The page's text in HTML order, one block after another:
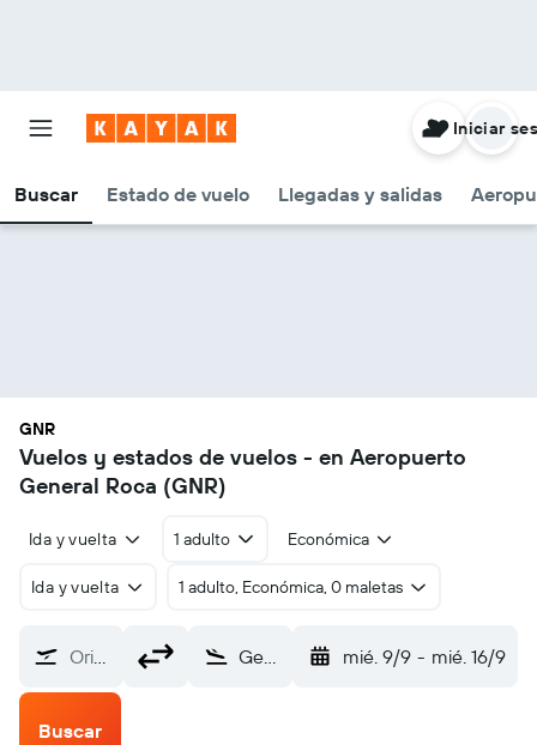
Buscar Estado de vuelo Llegadas y salidas
Iniciar
GNR
Vuelos y estados de vuelos - en Aeropuerto
General Roca (GNR)
Ida y vuelta 1 adulto Económica
Ida y vuelta 1 adulto, Económica, 0 maletas
Origen General Roca (GNR) mié. 9/9 - mié. 16/9
Buscar